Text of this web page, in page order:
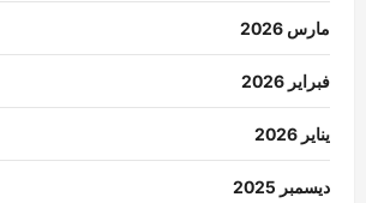
مارس 2026
فبراير 2026
يناير 2026
ديسمبر 2025